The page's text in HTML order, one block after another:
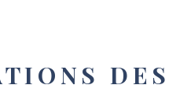
DES